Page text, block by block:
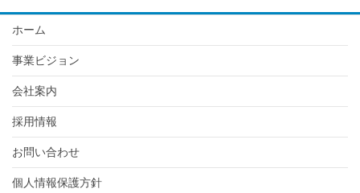
ホーム
事業ビジョン
会社案内
採用情報
お問い合わせ
個人情報保護方針